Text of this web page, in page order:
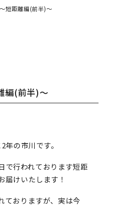
短距離編(前半)～
編(前半)～
年の市川です。
で行われております短距
届けいたします！
ておりますが、実は今